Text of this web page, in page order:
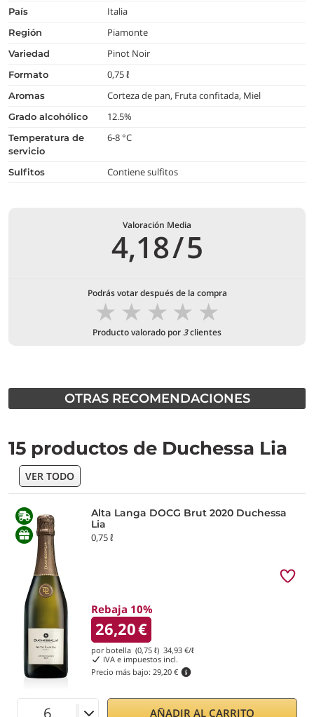
país Italia
región Piamonte
variedad Pinot Noir
formato 0,75 ℓ
aromas Corteza de pan, Fruta confitada, Miel
grado alcohólico 12.5%
temperatura de
servicio
6-8 °C
Sulfitos Contiene sulfitos
Valoración Media
4,18/5
Podrás votar después de la compra
★
★
★
★
★
Producto valorado por3clientes
OTRAS RECOMENDACIONES
15 productos de Duchessa Lia
VER TODO
Alta Langa DOCG Brut 2020 Duchessa
Lia
0,75 ℓ
Rebaja 10%
26,20€
por botella (0,75 ℓ) 34,93 €/ℓ
IVA e impuestos incl.
Precio más bajo: 29,20 €
AÑADIR AL CARRITO